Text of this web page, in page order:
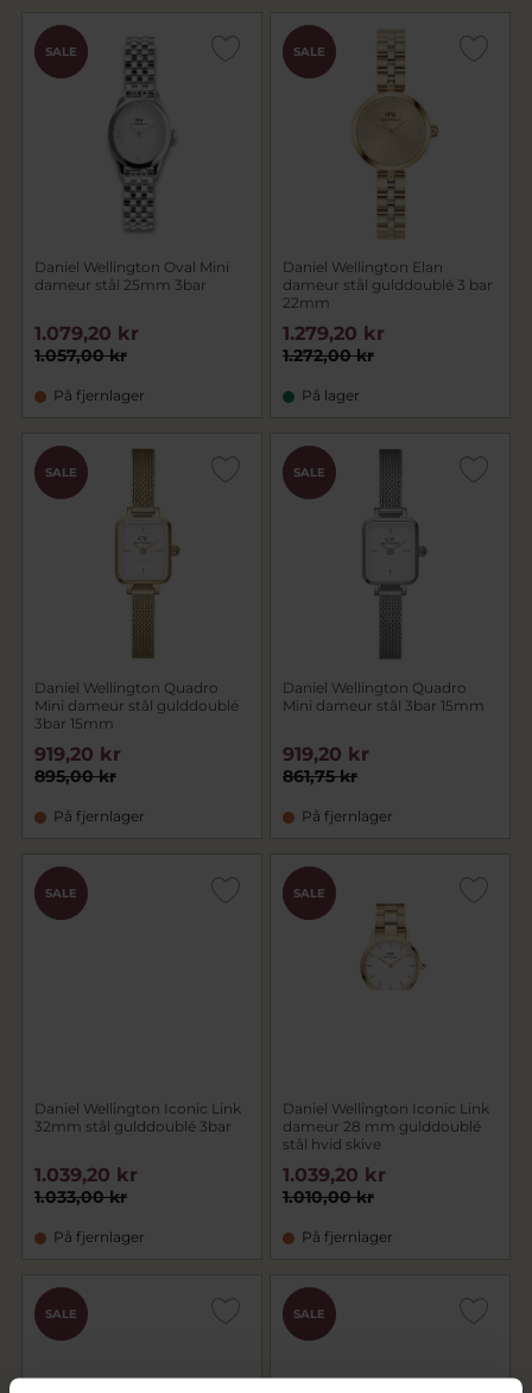
PRIS
SALE
Daniel Wellington Oval Mini
dameur stål 25mm 3bar
1.057,00 kr
1.079,20 kr
På fjernlager
PRIS
SALE
Daniel Wellington Elan
dameur stål gulddoublé 3 bar
22mm
1.272,00 kr
1.279,20 kr
På lager
PRIS
SALE
Daniel Wellington Quadro
Mini dameur stål gulddoublé
3bar 15mm
895,00 kr
919,20 kr
På fjernlager
PRIS
SALE
Daniel Wellington Quadro
Mini dameur stål 3bar 15mm
861,75 kr
919,20 kr
På fjernlager
PRIS
SALE
Daniel Wellington Iconic Link
32mm stål gulddoublé 3bar
1.033,00 kr
1.039,20 kr
På fjernlager
PRIS
SALE
Daniel Wellington Iconic Link
dameur 28 mm gulddoublé
stål hvid skive
1.010,00 kr
1.039,20 kr
På fjernlager
PRIS
SALE
PRIS
SALE